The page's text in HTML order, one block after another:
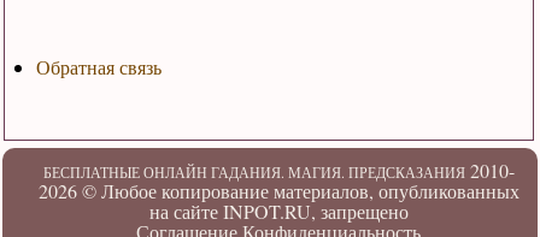
Обратная связь
БЕСПЛАТНЫЕ ОНЛАЙН ГАДАНИЯ. МАГИЯ. ПРЕДСКАЗАНИЯ2010-
2026 ©Любое копирование материалов, опубликованных
на сайте INPOT.RU, запрещено
Соглашение Конфиденциальность